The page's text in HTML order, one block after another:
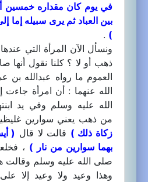
في يوم كان مقداره
بين العباد ثم يرى سبيله إما
)
.
ونسأل الآن المرأة التي
ذهب أو لا ؟ كلنا نقول
العموم ما رواه عبدالله
الله عنهما : أن امرأة
الله عليه وسلم وفي يد
من ذهب يعني سوارين
زكاة ذلك ) قالت لا قال (
بهما سوارين من نار ) ،
صلى الله عليه وسلم وقالت
وهذا وعيد ولا وعيد إلا